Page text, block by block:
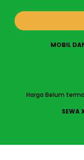
MOBIL
Harga Belum
SEWA